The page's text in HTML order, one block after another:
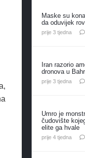
Maske su
da oduvijek
prije 3 tjedna
Iran razorio
dronova u
prije 3 tjedna
Umro je
čudovište
elite ga hvale
prije 4 tjedna